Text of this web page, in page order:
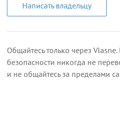
Написать владельцу
Общайтесь только через Vlasne.
безопасности никогда не
и не общайтесь за пределами